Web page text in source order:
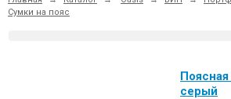
Сумки на пояс
серый